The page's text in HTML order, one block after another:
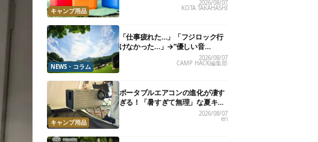
キャンプ用品
ックス13選
2026/08/07
KOTA TAKAHASHI
NEWS・コラム
「仕事疲れた…」「フジロック行
けなかった…」→“優しい音
楽”と“大きな自然”で治癒。まだ間
に合います。
2026/08/07
CAMP HACK編集部
キャンプ用品
ポータブルエアコンの進化が凄す
ぎる！「暑すぎて無理」な夏キャ
ンプを激変させる最新5選2026/08/07
eri